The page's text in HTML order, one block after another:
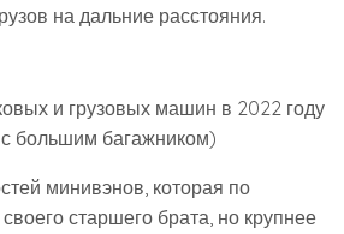
на дальние расстояния.
минивэнов, которая по
старшего брата, но крупнее